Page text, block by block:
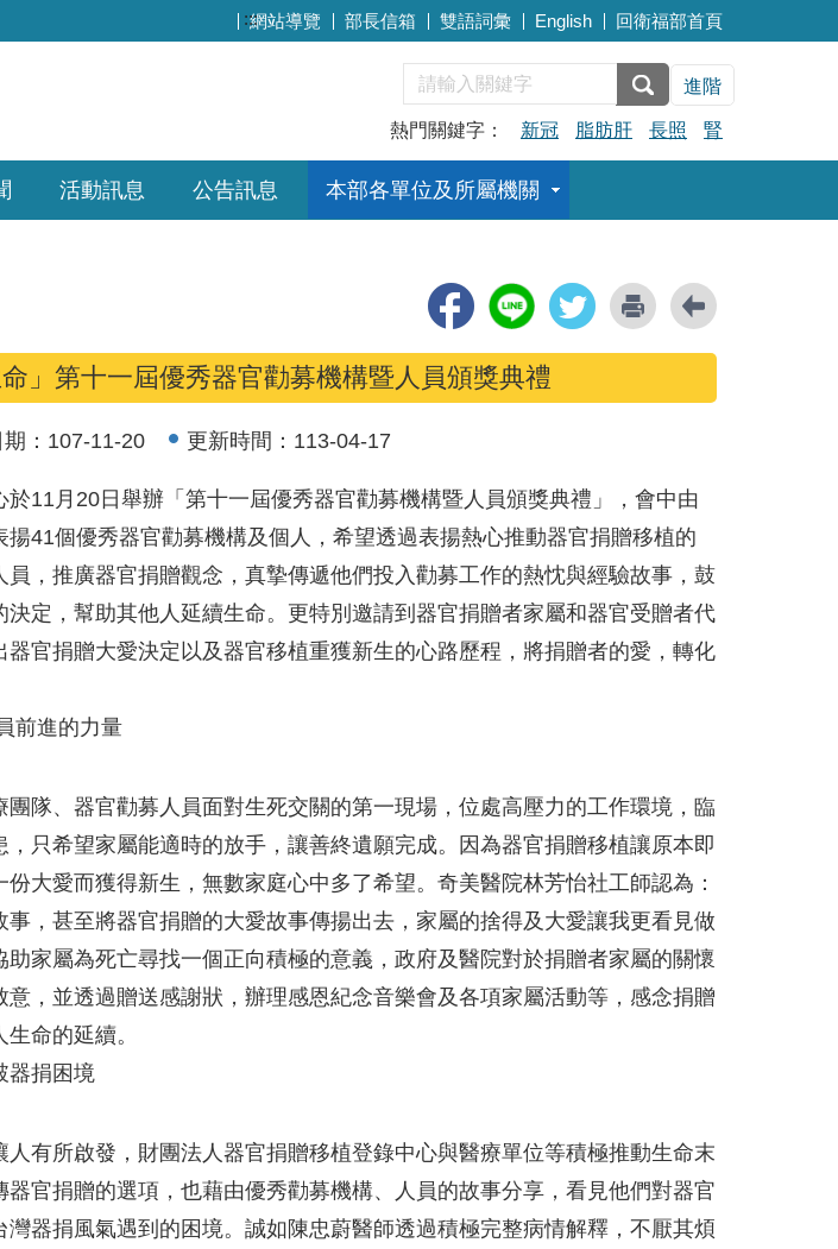
:::網站導覽 部長信箱 雙語詞彙 English 回衛福部首頁
進階
熱門關鍵字： 新冠 脂肪肝 長照 腎
活動訊息 公告訊息 本部各單位及所屬機關
命」第十一屆優秀器官勸募機構暨人員頒獎典禮
： 107-11-20 更新時間： 113-04-17
11月20日舉辦「第十一屆優秀器官勸募機構暨人員頒獎典禮」，會中由
41個優秀器官勸募機構及個人，希望透過表揚熱心推動器官捐贈移植的
，推廣器官捐贈觀念，真摯傳遞他們投入勸募工作的熱忱與經驗故事，鼓
定，幫助其他人延續生命。更特別邀請到器官捐贈者家屬和器官受贈者代
官捐贈大愛決定以及器官移植重獲新生的心路歷程，將捐贈者的愛，轉化
前進的力量
隊、器官勸募人員面對生死交關的第一現場，位處高壓力的工作環境，臨
只希望家屬能適時的放手，讓善終遺願完成。因為器官捐贈移植讓原本即
大愛而獲得新生，無數家庭心中多了希望。奇美醫院林芳怡社工師認為：
事，甚至將器官捐贈的大愛故事傳揚出去，家屬的捨得及大愛讓我更看見做
家屬為死亡尋找一個正向積極的意義，政府及醫院對於捐贈者家屬的關懷
，並透過贈送感謝狀，辦理感恩紀念音樂會及各項家屬活動等，感念捐贈
命的延續。
器捐困境
有所啟發，財團法人器官捐贈移植登錄中心與醫療單位等積極推動生命末
官捐贈的選項，也藉由優秀勸募機構、人員的故事分享，看見他們對器官
器捐風氣遇到的困境。誠如陳忠蔚醫師透過積極完整病情解釋，不厭其煩